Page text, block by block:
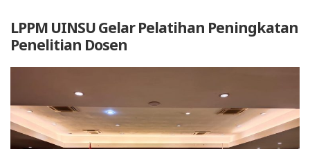
LPPM UINSU Gelar Pelatihan Peningkatan
Penelitian Dosen